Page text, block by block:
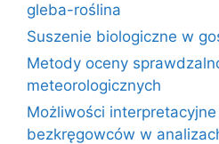
gleba-roślina
Suszenie biologiczne w
Metody oceny
meteorologicznych
Możliwości
bezkręgowców w